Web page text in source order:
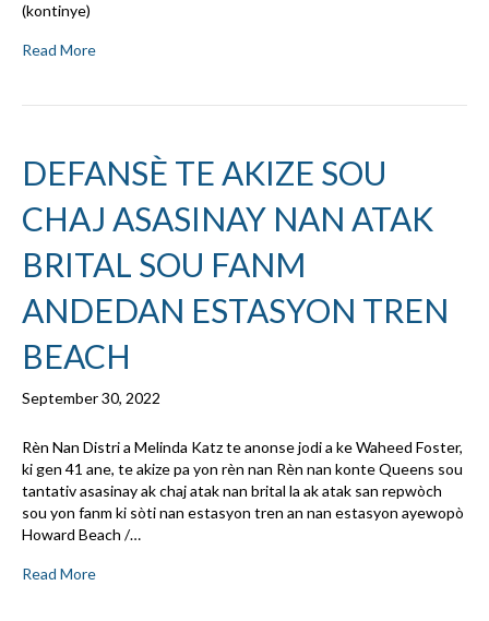
(kontinye)
Read More
DEFANSÈ TE AKIZE SOU
CHAJ ASASINAY NAN ATAK
BRITAL SOU FANM
ANDEDAN ESTASYON TREN
BEACH
September 30, 2022
Rèn Nan Distri a Melinda Katz te anonse jodi a ke Waheed Foster,
ki gen 41 ane, te akize pa yon rèn nan Rèn nan konte Queens sou
tantativ asasinay ak chaj atak nan brital la ak atak san repwòch
sou yon fanm ki sòti nan estasyon tren an nan estasyon ayewopò
Howard Beach /…
Read More